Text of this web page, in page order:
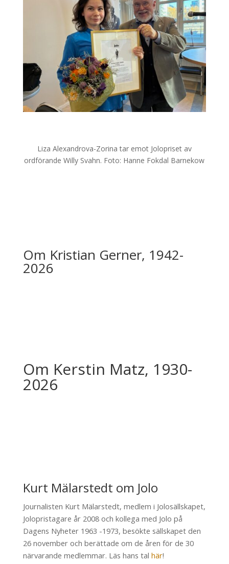
Liza Alexandrova-Zorina tar emot Jolopriset av
ordförande Willy Svahn. Foto: Hanne Fokdal Barnekow
Om Kristian Gerner, 1942-
2026
Om Kerstin Matz, 1930-
2026
Kurt Mälarstedt om Jolo
Journalisten Kurt Mälarstedt, medlem i Jolosällskapet,
Jolopristagare år 2008 och kollega med Jolo på
Dagens Nyheter 1963 -1973, besökte sällskapet den
26 november och berättade om de åren för de 30
närvarande medlemmar. Läs hans tal här!